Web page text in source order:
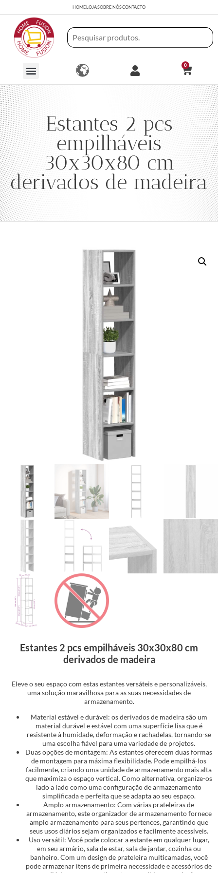
HOMELOJASOBRE NÓSCONTACTO
0
Estantes 2 pcs
empilháveis
30x30x80 cm
derivados de madeira
Estantes 2 pcs empilháveis 30x30x80 cm
derivados de madeira
Eleve o seu espaço com estas estantes versáteis e personalizáveis,
uma solução maravilhosa para as suas necessidades de
armazenamento.
Material estável e durável: os derivados de madeira são um
material durável e estável com uma superfície lisa que é
resistente à humidade, deformação e rachadelas, tornando-se
uma escolha fiável para uma variedade de projetos.
Duas opções de montagem: As estantes oferecem duas formas
de montagem para máxima flexibilidade. Pode empilhá-los
facilmente, criando uma unidade de armazenamento mais alta
que maximiza o espaço vertical. Como alternativa, organize-os
lado a lado como uma configuração de armazenamento
simplificada e perfeita que se adapta ao seu espaço.
Amplo armazenamento: Com várias prateleiras de
armazenamento, este organizador de armazenamento fornece
amplo armazenamento para seus pertences, garantindo que
seus usos diários sejam organizados e facilmente acessíveis.
Uso versátil: Você pode colocar a estante em qualquer lugar,
em seu armário, sala de estar, sala de jantar, cozinha ou
banheiro. Com um design de prateleira multicamadas, você
pode armazenar itens de primeira necessidade e acessórios de